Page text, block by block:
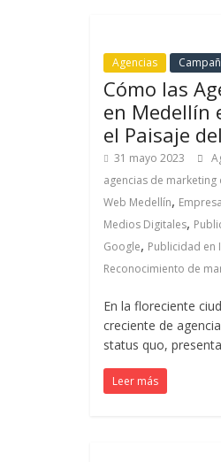
de
en
|
de
Agencias
Cómo las
en Medellín
el Paisaje
31 mayo 2023
agencias de marketing
Web Medellín,
Medios Digitales,
Google, Publicidad en
Reconocimiento de
En la floreciente
creciente de
status quo,
Leer más